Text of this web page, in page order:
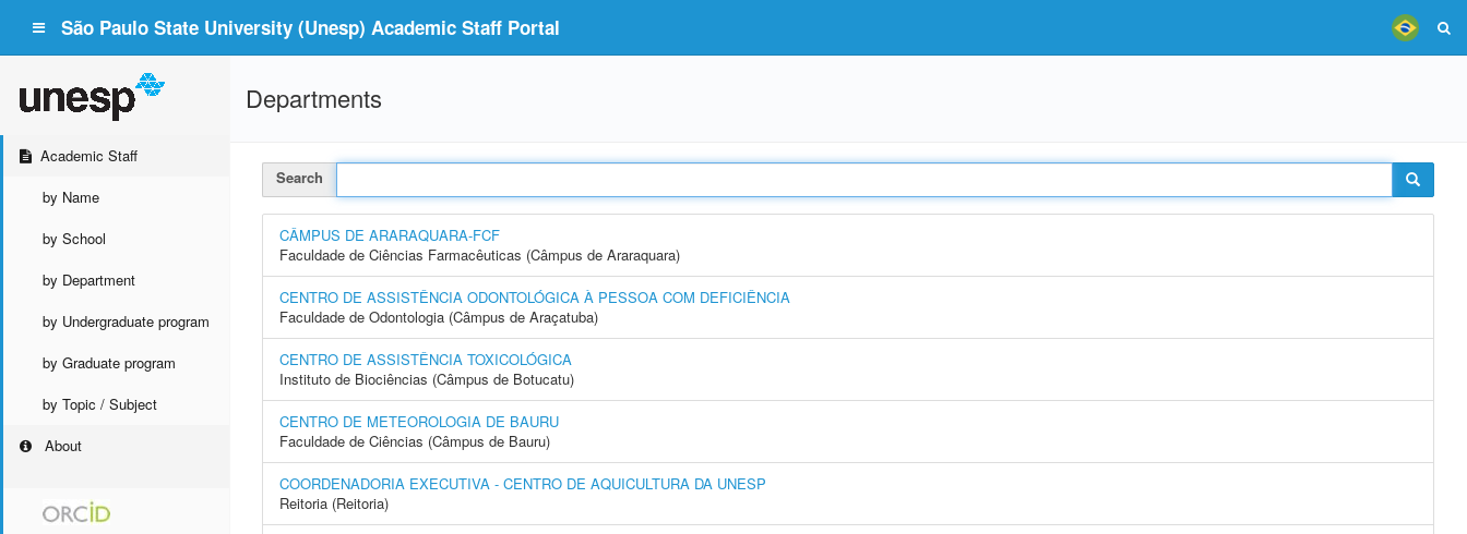
São Paulo State University (Unesp) Academic Staff Portal
Academic Staff
by Name
by School
by Department
by Undergraduate program
by Graduate program
by Topic / Subject
About
Departments
Search
CÂMPUS DE ARARAQUARA-FCF
Faculdade de Ciências Farmacêuticas (Câmpus de Araraquara)
CENTRO DE ASSISTÊNCIA ODONTOLÓGICA À PESSOA COM DEFICIÊNCIA
Faculdade de Odontologia (Câmpus de Araçatuba)
CENTRO DE ASSISTÊNCIA TOXICOLÓGICA
Instituto de Biociências (Câmpus de Botucatu)
CENTRO DE METEOROLOGIA DE BAURU
Faculdade de Ciências (Câmpus de Bauru)
COORDENADORIA EXECUTIVA - CENTRO DE AQUICULTURA DA UNESP
Reitoria (Reitoria)